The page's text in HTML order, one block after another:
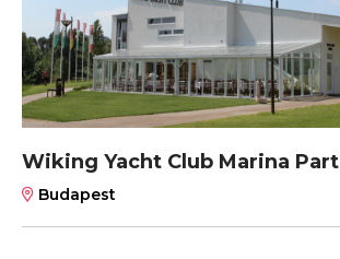
Wiking Yacht Club Marina Part
Budapest